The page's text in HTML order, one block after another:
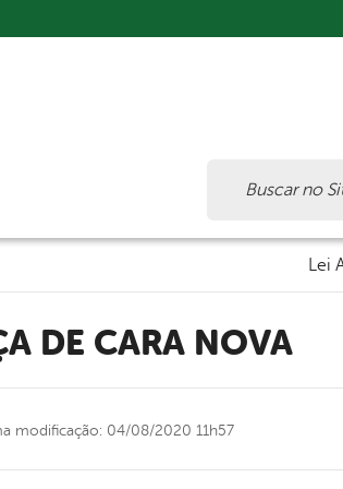
Lei
DE CARA NOVA
modificação: 04/08/2020 11h57